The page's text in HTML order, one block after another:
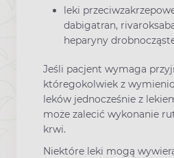
leki
dabigatran,
heparyny
Jeśli pacjent wymaga
któregokolwiek z
leków jednocześnie z
może zalecić wykonanie
krwi.
Niektóre leki mogą